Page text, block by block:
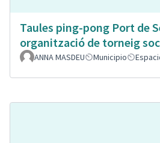
Taules ping-pong Port de
organització de torneig
ANNA MASDEU Municipio